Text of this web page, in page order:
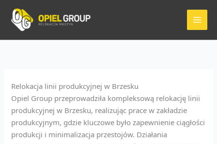
treści
Relokacja linii produkcyjnej w Brzesku
Opiel Group przeprowadziła kompleksową relokację linii
produkcyjnej w Brzesku, realizując prace w zakładzie
produkcyjnym, gdzie kluczowe było zapewnienie ciągłości
produkcji i minimalizacja przestojów. Działania